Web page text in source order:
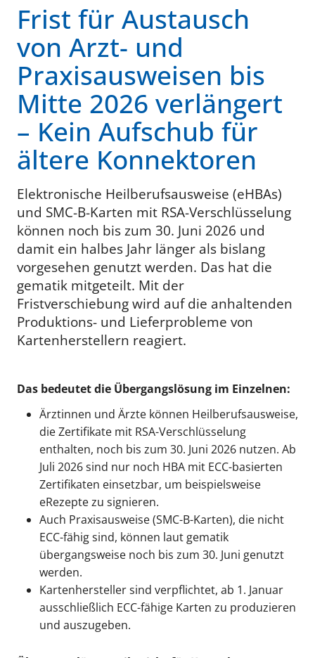
Frist für Austausch
von Arzt- und
Praxisausweisen bis
Mitte 2026 verlängert
– Kein Aufschub für
ältere Konnektoren
Elektronische Heilberufsausweise (eHBAs)
und SMC-B-Karten mit RSA-Verschlüsselung
können noch bis zum 30. Juni 2026 und
damit ein halbes Jahr länger als bislang
vorgesehen genutzt werden. Das hat die
gematik mitgeteilt. Mit der
Fristverschiebung wird auf die anhaltenden
Produktions- und Lieferprobleme von
Kartenherstellern reagiert.
Das bedeutet die Übergangslösung im Einzelnen:
Ärztinnen und Ärzte können Heilberufsausweise,
die Zertifikate mit RSA-Verschlüsselung
enthalten, noch bis zum 30. Juni 2026 nutzen. Ab
Juli 2026 sind nur noch HBA mit ECC-basierten
Zertifikaten einsetzbar, um beispielsweise
eRezepte zu signieren.
Auch Praxisausweise (SMC-B-Karten), die nicht
ECC-fähig sind, können laut gematik
übergangsweise noch bis zum 30. Juni genutzt
werden.
Kartenhersteller sind verpflichtet, ab 1. Januar
ausschließlich ECC-fähige Karten zu produzieren
und auszugeben.